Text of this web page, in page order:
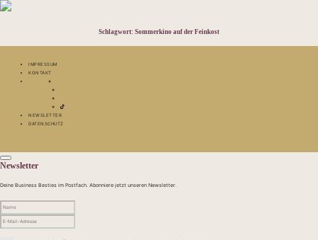
Schlagwort: Sommerkino auf der Feinkost
IMPRESSUM
KONTAKT
NEWSLETTER
DATENSCHUTZ
Newsletter
Deine Business Besties im Postfach. Abonniere jetzt unseren Newsletter.